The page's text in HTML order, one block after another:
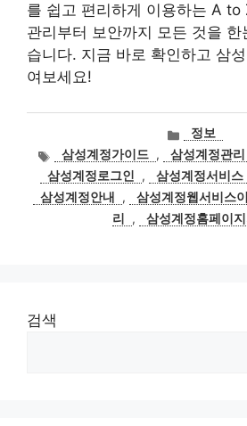
를 쉽고 편리하게 이용하는 A to
관리부터 보안까지 모든 것을 한
습니다. 지금 바로 확인하고 삼
여보세요!
카
테
고
리
정보
태
그
삼성계정가이드 , 삼성계정관리
삼성계정로그인
, 삼성계정서비스
삼성계정안내
, 삼성계정웹서비스
리
, 삼성계정홈페이
검색